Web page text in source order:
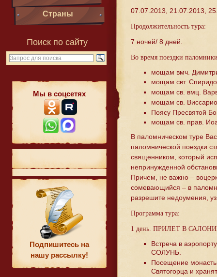
Страны
Поиск по сайту
Мы в соцсетях
Подпишитесь на
нашу рассылку!
07.07.2013, 21.07.2013,
Продолжительность тура:
7 ночей/ 8 дней.
Во время поездки
мощам вмч.
мощам свт.
мощам св. вмц.
мощам св.
Поясу Пресвятой
мощам св. прав.
В паломническом туре
паломнической поездки
священником, который
непринужденной
Причем, не важно –
сомевающийся – в
разрешите недоумения,
Программа тура:
1 день. ПРИЛЕТ В
Встреча в
СОЛУНЬ.
Посещение
Святогорца и